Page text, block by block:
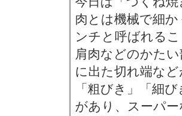
肉とは機械で細
ンチと呼ばれる
肩肉などのかた
に出た切れ端な
「粗びき」「細
があり、スーパ